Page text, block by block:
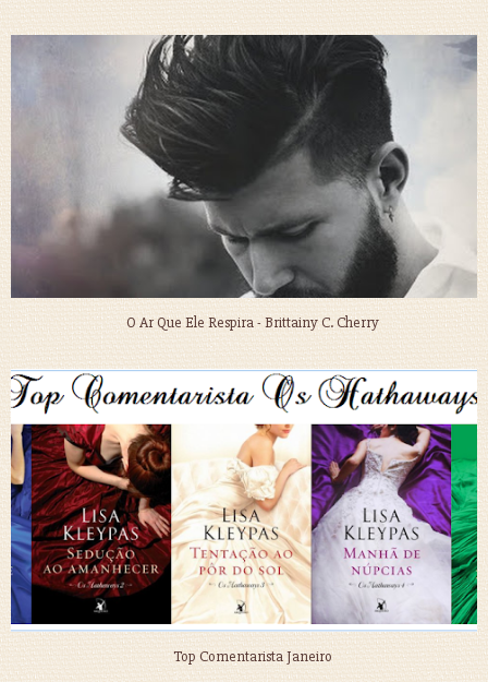
O Ar Que Ele Respira - Brittainy C. Cherry
Top Comentarista Janeiro